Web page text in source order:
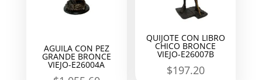
AGUILA CON PEZ
GRANDE BRONCE
VIEJO-E26004A
QUIJOTE CON LIBRO
CHICO BRONCE
VIEJO-E26007B
$197.20